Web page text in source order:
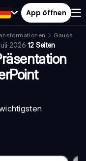
App öffnen
Gauss-
2026·12 Seiten